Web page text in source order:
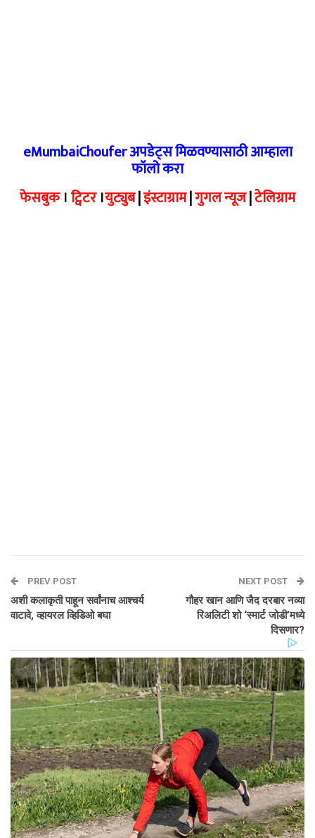
eMumbaiChoufer अपडेट्स मिळवण्यासाठी आम्हाला
फॉलो करा
फेसबुक।ट्विटर।युट्युब|इंस्टाग्राम|गुगल न्यूज|टेलिग्राम
PREV POST
अशी कलाकृती पाहून सर्वांनाच आश्चर्य
वाटावे, व्हायरल व्हिडिओ बघा
NEXT POST
गौहर खान आणि जैद दरबार नव्या
रिअलिटी शो ‘स्मार्ट जोडी’मध्ये
दिसणार?